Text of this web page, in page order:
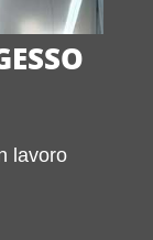
lavoro